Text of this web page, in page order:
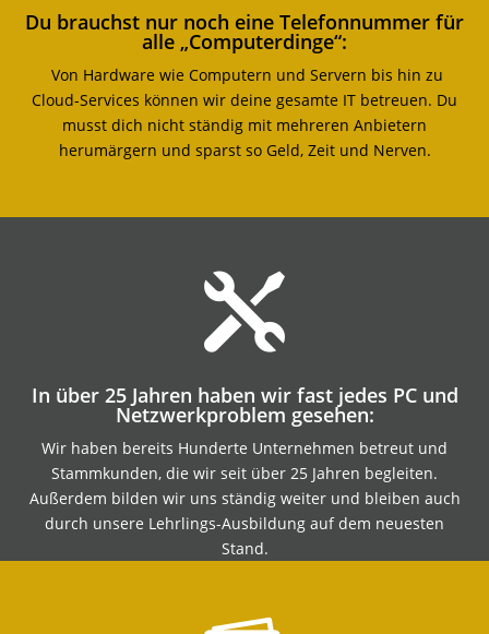
Du brauchst nur noch eine Telefonnummer für
alle „Computerdinge“:
Von Hardware wie Computern und Servern bis hin zu
Cloud-Services können wir deine gesamte IT betreuen. Du
musst dich nicht ständig mit mehreren Anbietern
herumärgern und sparst so Geld, Zeit und Nerven.

In über 25 Jahren haben wir fast jedes PC und
Netzwerkproblem gesehen:
Wir haben bereits Hunderte Unternehmen betreut und
Stammkunden, die wir seit über 25 Jahren begleiten.
Außerdem bilden wir uns ständig weiter und bleiben auch
durch unsere Lehrlings-Ausbildung auf dem neuesten
Stand.